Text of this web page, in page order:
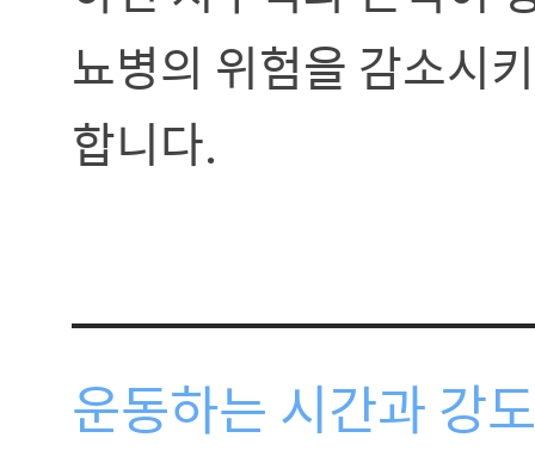
뇨병의 위험을 감소시
합니다.
운동하는 시간과 강도